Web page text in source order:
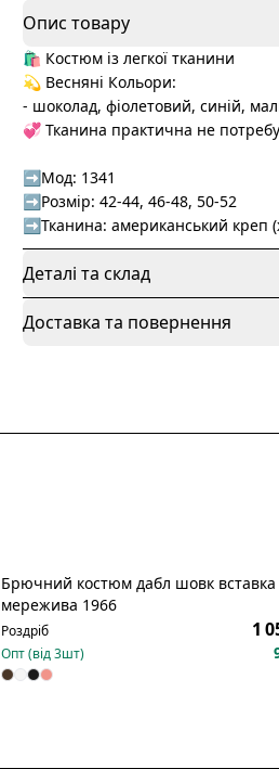
Опис товару
🛍️ Костюм із легкої тканини
💫 Весняні Кольори:
- шоколад, фіолетовий, синій,
💞 Тканина практична не
➡️Мод: 1341
➡️Розмір: 42-44, 46-48, 50-52
➡️Тканина: американський креп
Деталі та склад
Доставка та повернення
Брючний костюм дабл шовк вставка
мережива 1966
Роздріб 1
Опт (від3шт)